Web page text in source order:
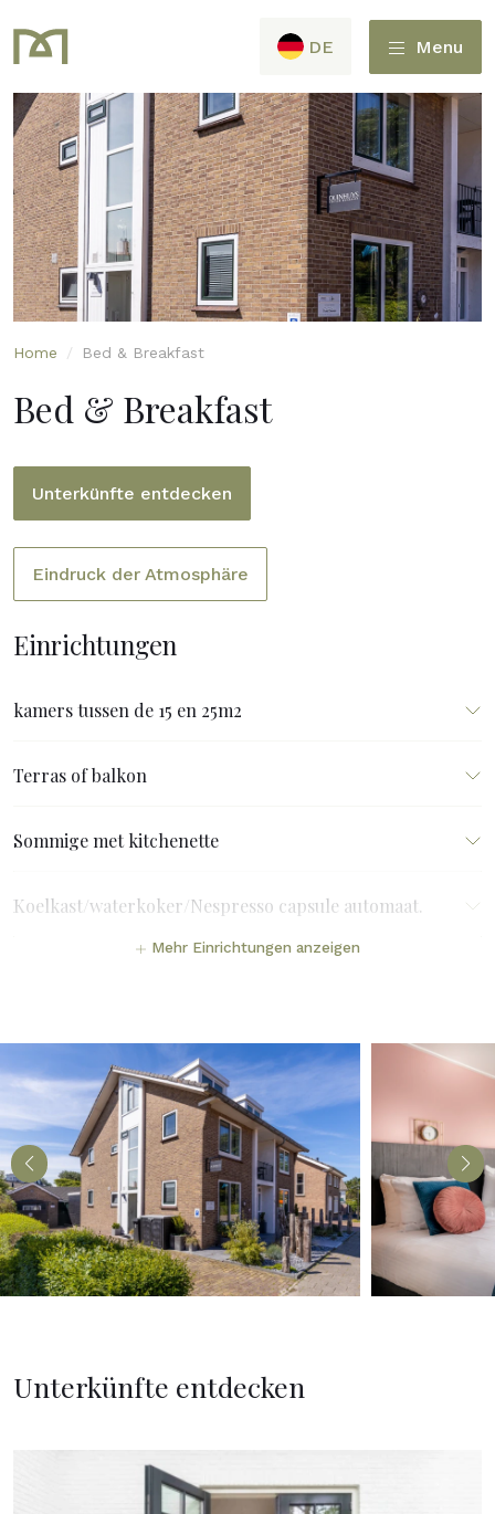
Menu
DE
Home / Bed & Breakfast
Bed & Breakfast
Unterkünfte entdecken
Eindruck der Atmosphäre
Einrichtungen
kamers tussen de 15 en 25m2
Terras of balkon
Sommige met kitchenette
Koelkast/waterkoker/Nespresso capsule automaat.
Mehr Einrichtungen anzeigen
Unterkünfte entdecken